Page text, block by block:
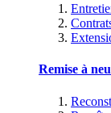
Remise à